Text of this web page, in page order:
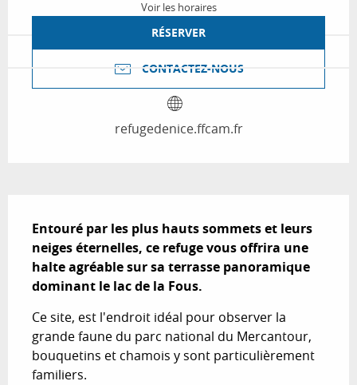
Voir les horaires
RÉSERVER
CONTACTEZ-NOUS
refugedenice.ffcam.fr
Entouré par les plus hauts sommets et leurs
neiges éternelles, ce refuge vous offrira une
halte agréable sur sa terrasse panoramique
dominant le lac de la Fous.
Ce site, est l'endroit idéal pour observer la
grande faune du parc national du Mercantour,
bouquetins et chamois y sont particulièrement
familiers.